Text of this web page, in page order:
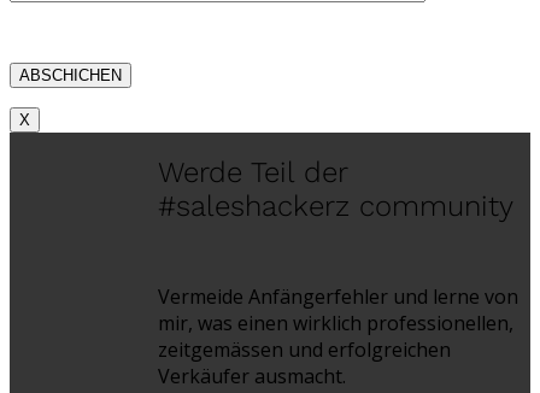
X
Werde Teil der
#saleshackerz community
Vermeide Anfängerfehler und lerne von
mir, was einen wirklich professionellen,
zeitgemässen und erfolgreichen
Verkäufer ausmacht.